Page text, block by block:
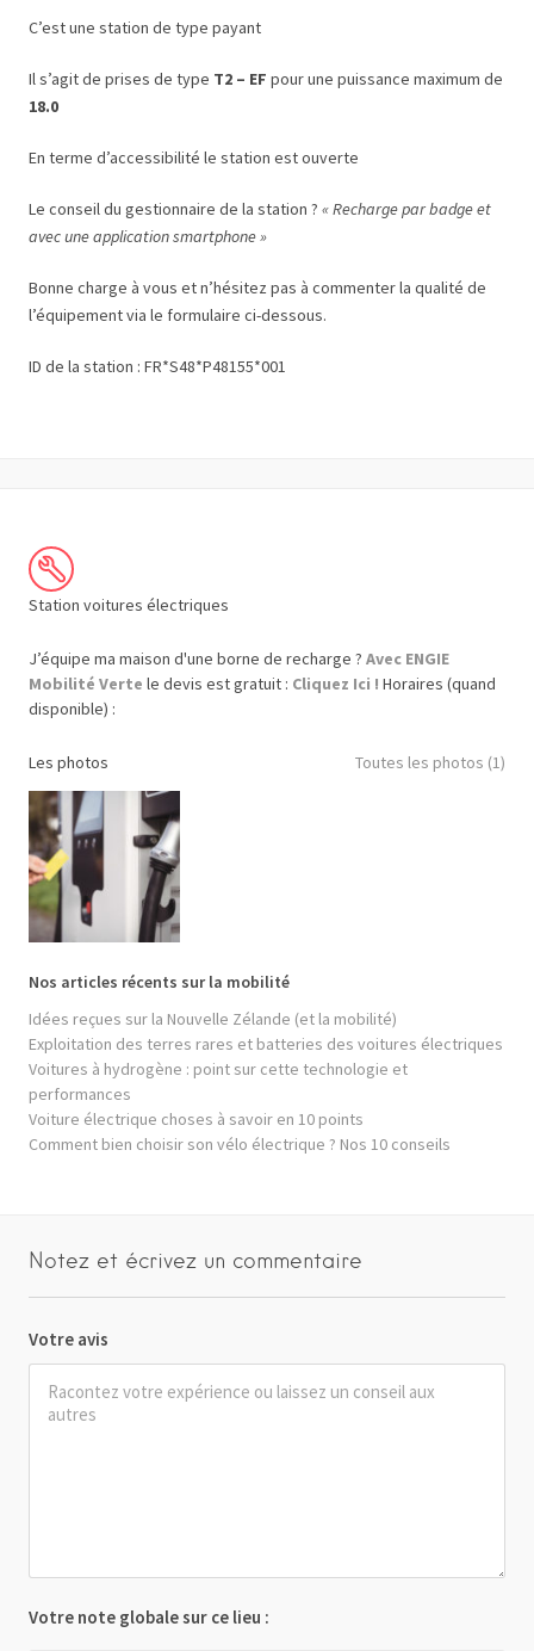
C’est une station de type payant
Il s’agit de prises de type T2 – EF pour une puissance maximum de
18.0
En terme d’accessibilité le station est ouverte
Le conseil du gestionnaire de la station ? « Recharge par badge et
avec une application smartphone »
Bonne charge à vous et n’hésitez pas à commenter la qualité de
l’équipement via le formulaire ci-dessous.
ID de la station : FR*S48*P48155*001
Station voitures électriques
J’équipe ma maison d'une borne de recharge ? Avec ENGIE
Mobilité Verte le devis est gratuit : Cliquez Ici ! Horaires (quand
disponible) :
Les photos Toutes les photos (1)
Nos articles récents sur la mobilité
Idées reçues sur la Nouvelle Zélande (et la mobilité)
Exploitation des terres rares et batteries des voitures électriques
Voitures à hydrogène : point sur cette technologie et
performances
Voiture électrique choses à savoir en 10 points
Comment bien choisir son vélo électrique ? Nos 10 conseils
Notez et écrivez un commentaire
Votre avis
Votre note globale sur ce lieu :